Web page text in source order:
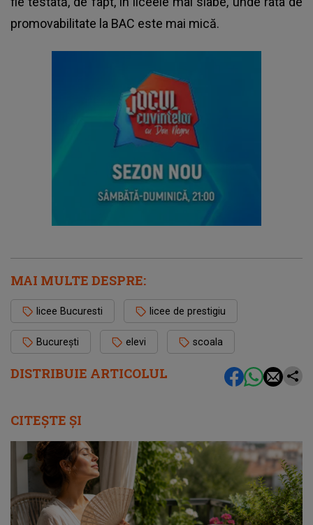
DISTRIBUIE ARTICOLUL
promovabilitate la BAC este mai mică.
MAI MULTE DESPRE:
licee Bucuresti licee de prestigiu
București elevi scoala
CITEȘTE ȘI